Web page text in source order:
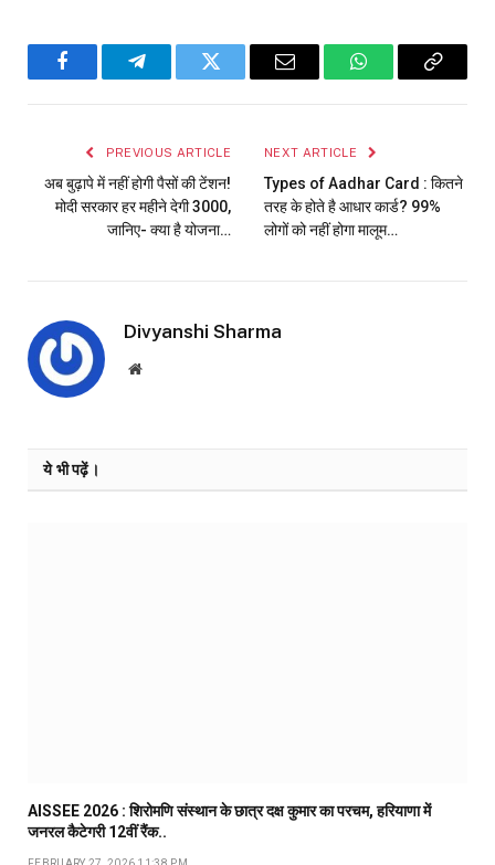
FacebookTelegramTwitter Email WhatsAppCopy
PREVIOUS ARTICLE
अब बुढ़ापे में नहीं होगी पैसों की टेंशन!
मोदी सरकार हर महीने देगी ₹3000,
जानिए- क्या है योजना…
NEXT ARTICLE
Types of Aadhar Card : कितने
तरह के होते है आधार कार्ड? 99%
लोगों को नहीं होगा मालूम…
Divyanshi Sharma
Website
ये भी पढ़ें।
AISSEE 2026 : शिरोमणि संस्थान के छात्र दक्ष कुमार का परचम, हरियाणा में
जनरल कैटेगरी 12वीं रैंक..